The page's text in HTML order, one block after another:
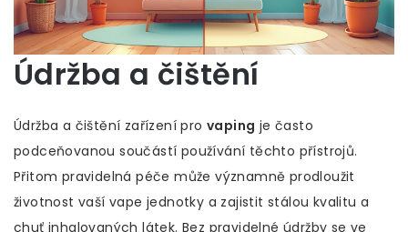
Údržba a čištění
Údržba a čištění zařízení pro vaping je často
podceňovanou součástí používání těchto přístrojů.
Přitom pravidelná péče může významně prodloužit
životnost vaší vape jednotky a zajistit stálou kvalitu a
chuť inhalovaných látek. Bez pravidelné údržby se ve